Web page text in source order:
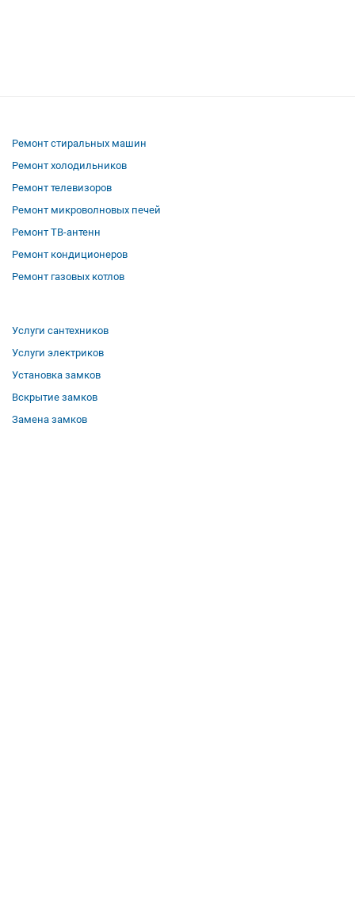
Ремонт стиральных машин
Ремонт холодильников
Ремонт телевизоров
Ремонт микроволновых печей
Ремонт ТВ-антенн
Ремонт кондиционеров
Ремонт газовых котлов
Услуги сантехников
Услуги электриков
Установка замков
Вскрытие замков
Замена замков